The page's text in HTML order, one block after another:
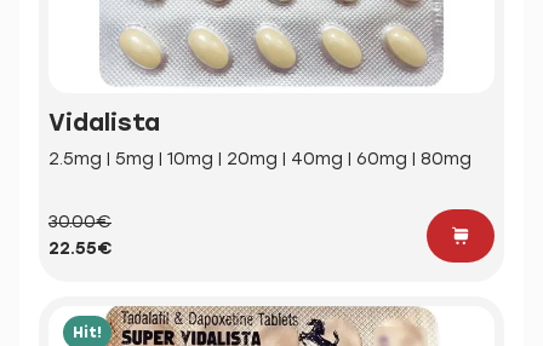
Vidalista
2.5mg | 5mg | 10mg | 20mg | 40mg | 60mg | 80mg
30.00€
22.55€
Hit!